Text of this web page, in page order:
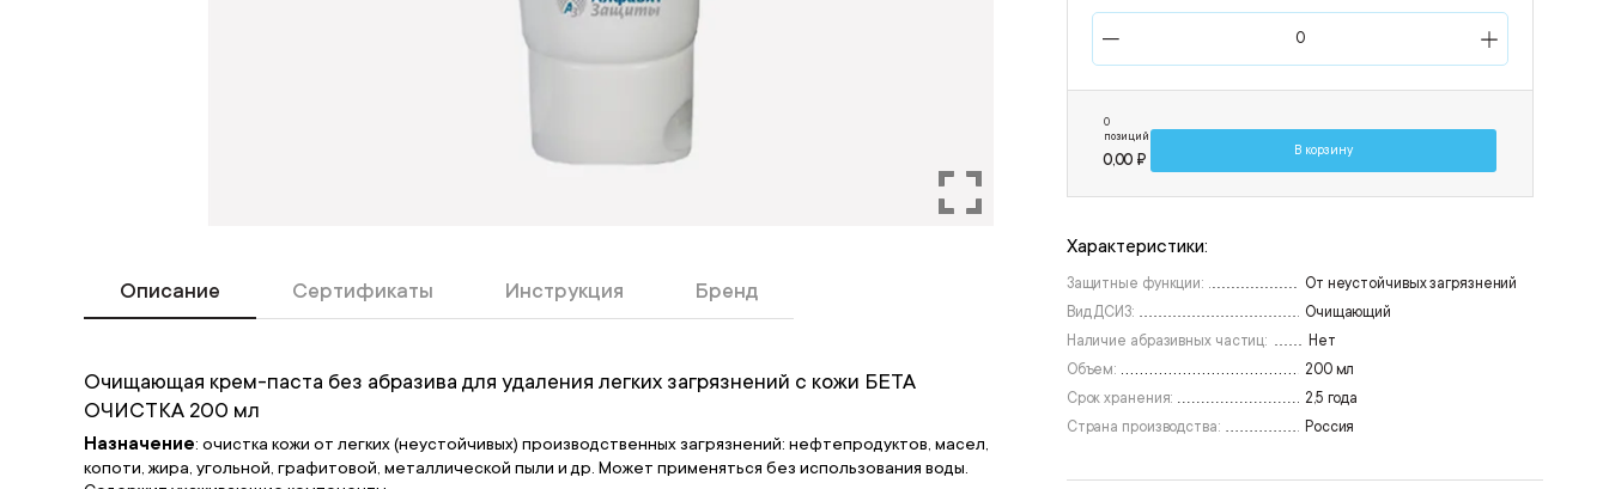
Описание Сертификаты Инструкция Бренд
Очищающая крем-паста без абразива для удаления легких загрязнений с кожи БЕТА
ОЧИСТКА 200 мл
Назначение: очистка кожи от легких (неустойчивых) производственных загрязнений: нефтепродуктов, масел,
копоти, жира, угольной, графитовой, металлической пыли и др. Может применяться без использования воды.
0
позиций
0,00 ₽
В корзину
Характеристики:
Защитные функции:
От неустойчивых загрязнений
Вид ДСИЗ:
Очищающий
Наличие абразивных частиц:
Нет
Объем:
200 мл
Срок хранения:
2,5 года
Страна производства:
Россия